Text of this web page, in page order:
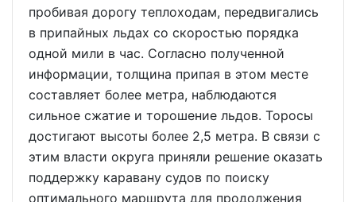
пробивая дорогу теплоходам, передвигались
в припайных льдах со скоростью порядка
одной мили в час. Согласно полученной
информации, толщина припая в этом месте
составляет более метра, наблюдаются
сильное сжатие и торошение льдов. Торосы
достигают высоты более 2,5 метра. В связи с
этим власти округа приняли решение оказать
поддержку каравану судов по поиску
оптимального маршрута для продолжения